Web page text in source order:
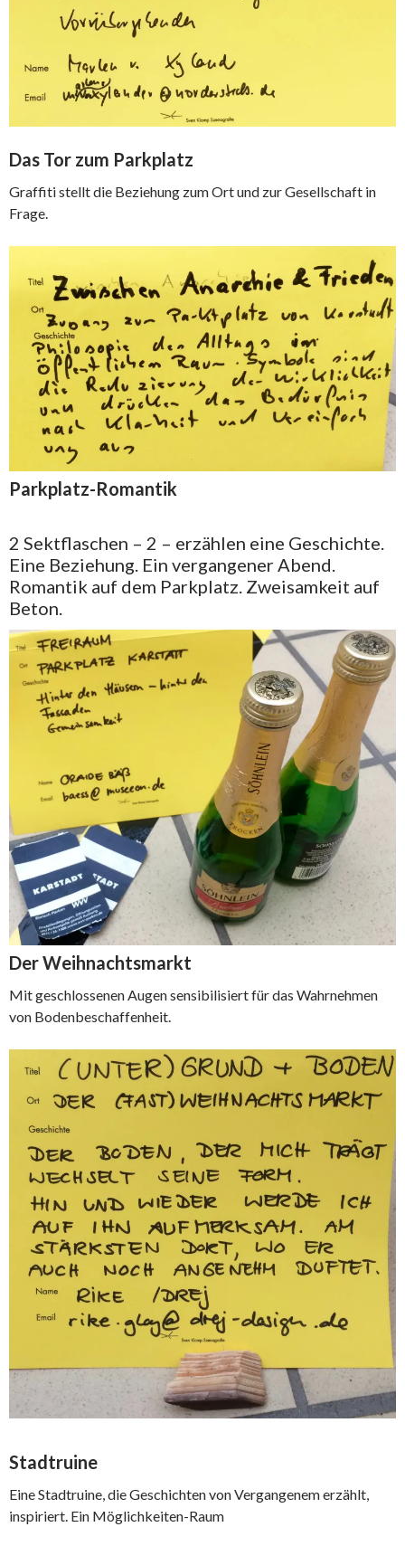
Das Tor zum Parkplatz
Graffiti stellt die Beziehung zum Ort und zur Gesellschaft in
Frage.
Parkplatz-Romantik
2 Sektflaschen – 2 – erzählen eine Geschichte.
Eine Beziehung. Ein vergangener Abend.
Romantik auf dem Parkplatz. Zweisamkeit auf
Beton.
Der Weihnachtsmarkt
Mit geschlossenen Augen sensibilisiert für das Wahrnehmen
von Bodenbeschaffenheit.
Stadtruine
Eine Stadtruine, die Geschichten von Vergangenem erzählt,
inspiriert. Ein Möglichkeiten-Raum